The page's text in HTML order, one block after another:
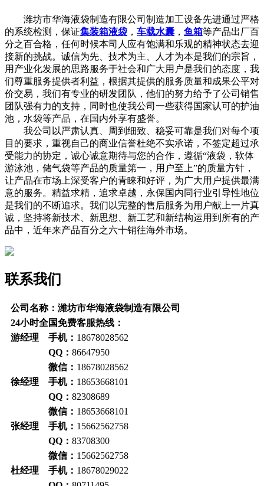
潍坊市华海液袋制造有限公司制造加工设备先进通过严格
的系统检测，保证集装箱液袋 ， 车载水囊 ， 鱼箱等产品出厂百
分之百合格，任何时候本司人应有饱满和乐观的精神状态去迎
接新的挑战。诚信为先、技术为主、人才为本是我们的宗旨，
用产业化发展的思路服务于社会和广大用户是我们的态度，我
们尊重服务提供者利益，根据其提供的服务质量和成果公平对
价交易，我们有专业的研发团队，他们的努力给予了公司销售
团队强有力的支持，同时也使我公司一些获得国家认可的护油
池，水袋等产品，在国内外享有盛誉。
我公司以严肃认真、周到细致、稳妥可靠是我们对每个项
目的要求，重视自己的商业信誉杜绝不实承诺，不签定超过承
受能力的协定，诚心诚意期待与您的合作，遵循“液袋，软体
游泳池，储气袋等产品的质量第一，用户至上”的质量方针，
让产品在市场上深受客户的青睐和好评，为广大用户提供最满
意的服务。精益求精，追求卓越，永保国内同行业引导性地位
是我们的不断追求。我们以完整的售后服务为用户献上一片真
诚，坚持将新技术、新思想、新工艺和新结构运用到所有的产
品中，近年来产品百分之六十销往海外市场。
联系我们
公司名称：潍坊市华海液袋制造有限公司
24小时全国免费客服热线：
游经理 手机： 18678028562
QQ： 86647950
微信： 18678028562
徐经理 手机： 18653668101
QQ： 82308689
微信： 18653668101
张经理 手机： 15662562758
QQ： 83708300
微信： 15662562758
杜经理 手机： 18678029022